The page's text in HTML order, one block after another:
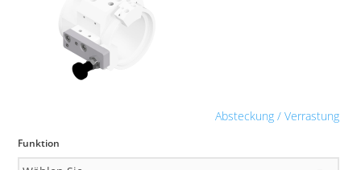
Absteckung / Verrastung
Funktion